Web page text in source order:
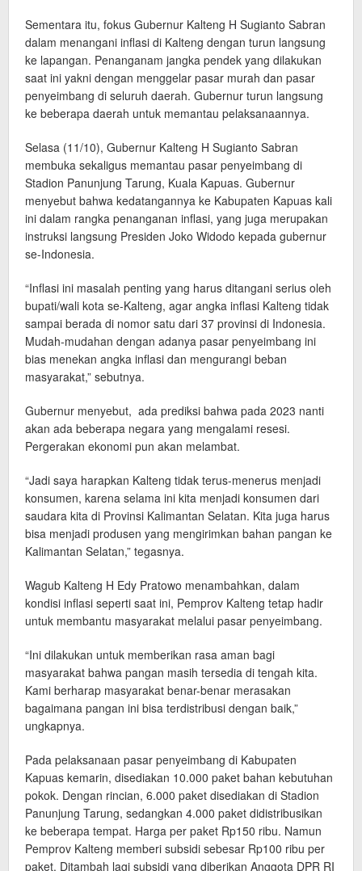
Sementara itu, fokus Gubernur Kalteng H Sugianto Sabran
dalam menangani inflasi di Kalteng dengan turun langsung
ke lapangan. Penanganam jangka pendek yang dilakukan
saat ini yakni dengan menggelar pasar murah dan pasar
penyeimbang di seluruh daerah. Gubernur turun langsung
ke beberapa daerah untuk memantau pelaksanaannya.
Selasa (11/10), Gubernur Kalteng H Sugianto Sabran
membuka sekaligus memantau pasar penyeimbang di
Stadion Panunjung Tarung, Kuala Kapuas. Gubernur
menyebut bahwa kedatangannya ke Kabupaten Kapuas kali
ini dalam rangka penanganan inflasi, yang juga merupakan
instruksi langsung Presiden Joko Widodo kepada gubernur
se-Indonesia.
“Inflasi ini masalah penting yang harus ditangani serius oleh
bupati/wali kota se-Kalteng, agar angka inflasi Kalteng tidak
sampai berada di nomor satu dari 37 provinsi di Indonesia.
Mudah-mudahan dengan adanya pasar penyeimbang ini
bias menekan angka inflasi dan mengurangi beban
masyarakat,” sebutnya.
Gubernur menyebut, ada prediksi bahwa pada 2023 nanti
akan ada beberapa negara yang mengalami resesi.
Pergerakan ekonomi pun akan melambat.
“Jadi saya harapkan Kalteng tidak terus-menerus menjadi
konsumen, karena selama ini kita menjadi konsumen dari
saudara kita di Provinsi Kalimantan Selatan. Kita juga harus
bisa menjadi produsen yang mengirimkan bahan pangan ke
Kalimantan Selatan,” tegasnya.
Wagub Kalteng H Edy Pratowo menambahkan, dalam
kondisi inflasi seperti saat ini, Pemprov Kalteng tetap hadir
untuk membantu masyarakat melalui pasar penyeimbang.
“Ini dilakukan untuk memberikan rasa aman bagi
masyarakat bahwa pangan masih tersedia di tengah kita.
Kami berharap masyarakat benar-benar merasakan
bagaimana pangan ini bisa terdistribusi dengan baik,”
ungkapnya.
Pada pelaksanaan pasar penyeimbang di Kabupaten
Kapuas kemarin, disediakan 10.000 paket bahan kebutuhan
pokok. Dengan rincian, 6.000 paket disediakan di Stadion
Panunjung Tarung, sedangkan 4.000 paket didistribusikan
ke beberapa tempat. Harga per paket Rp150 ribu. Namun
Pemprov Kalteng memberi subsidi sebesar Rp100 ribu per
paket. Ditambah lagi subsidi yang diberikan Anggota DPR RI